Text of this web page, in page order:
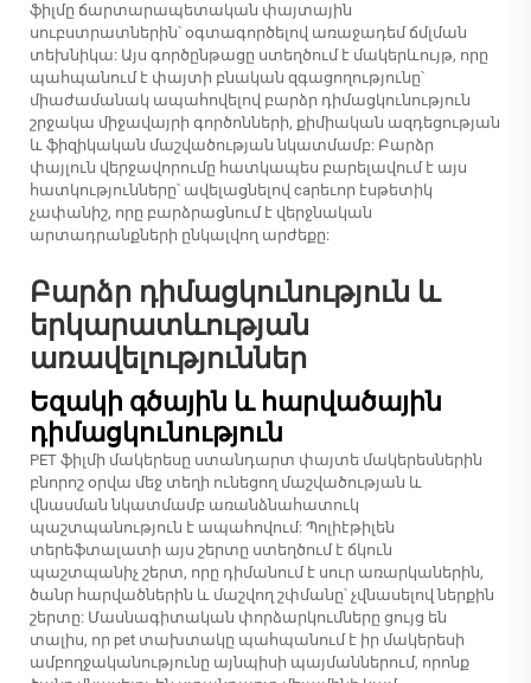
ֆիլմը ճարտարապետական փայտային
սուբստրատներին՝ օգտագործելով առաջադեմ ճմլման
տեխնիկա: Այս գործընթացը ստեղծում է մակերևույթ, որը
պահպանում է փայտի բնական զգացողությունը՝
միաժամանակ ապահովելով բարձր դիմացկունություն
շրջակա միջավայրի գործոնների, քիմիական ազդեցության
և ֆիզիկական մաշվածության նկատմամբ: Բարձր
փայլուն վերջավորումը հատկապես բարելավում է այս
հատկությունները՝ ավելացնելով caրեւոր էսթետիկ
չափանիշ, որը բարձրացնում է վերջնական
արտադրանքների ընկալվող արժեքը:
Բարձր դիմացկունություն և
երկարատևության
առավելություններ
Եզակի գծային և հարվածային
դիմացկունություն
PET ֆիլմի մակերեսը ստանդարտ փայտե մակերեսներին
բնորոշ օրվա մեջ տեղի ունեցող մաշվածության և
վնասման նկատմամբ առանձնահատուկ
պաշտպանություն է ապահովում: Պոլիէթիլեն
տերեֆտալատի այս շերտը ստեղծում է ճկուն
պաշտպանիչ շերտ, որը դիմանում է սուր առարկաներին,
ծանր հարվածներին և մաշվող շփմանը՝ չվնասելով ներքին
շերտը: Մասնագիտական փորձարկումները ցույց են
տալիս, որ pet տախտակը պահպանում է իր մակերեսի
ամբողջականությունը այնպիսի պայմաններում, որոնք